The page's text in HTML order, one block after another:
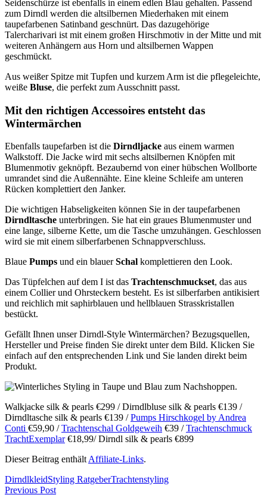
Seidenschürze ist ebenfalls in einem edlen Blau gehalten. Passend
zum Dirndl werden die altsilbernen Miederhaken mit einem
taupefarbenen Satinband geschnürt. Das dazugehörige
Talercharivari ist mit einem großen Hirschmotiv in der Mitte und mit
weiteren Anhängern aus Horn und altsilbernen Wappen
geschmückt.
Aus weißer Spitze mit Tupfen und kurzem Arm ist die pflegeleichte,
weiße Bluse, die perfekt zum Ausschnitt passt.
Mit den richtigen Accessoires entsteht das
Wintermärchen
Ebenfalls taupefarben ist die Dirndljacke aus einem warmen
Walkstoff. Die Jacke wird mit sechs altsilbernen Knöpfen mit
Blumenmotiv geknöpft. Bezaubernd von einer hübschen Wollborte
umrandet sind die Außennähte. Eine kleine Schleife am unteren
Rücken komplettiert den Janker.
Die wichtigen Habseligkeiten können Sie in der taupefarbenen
Dirndltasche unterbringen. Sie hat ein graues Blumenmuster und
eine lange, silberne Kette, um die Tasche umzuhängen. Geschlossen
wird sie mit einem silberfarbenen Schnappverschluss.
Blaue Pumps und ein blauerSchal komplettieren den Look.
Das Tüpfelchen auf dem I ist das Trachtenschmuckset, das aus
einem Collier und Ohrsteckern besteht. Es ist silberfarben antikisiert
und reichlich mit saphirblauen und hellblauen Strasskristallen
bestückt.
Gefällt Ihnen unser Dirndl-Style Wintermärchen? Bezugsquellen,
Hersteller und Preise finden Sie direkt unter dem Bild. Klicken Sie
einfach auf den entsprechenden Link und Sie landen direkt beim
Produkt.
Walkjacke silk & pearls €299 / Dirndlbluse silk & pearls €139 /
Dirndltasche silk & pearls €139 /Pumps Hirschkogel by Andrea
Conti €59,90 /Trachtenschal Goldgeweih €39 /Trachtenschmuck
TrachtExemplar€18,99/ Dirndl silk & pearls €899
Dieser Beitrag enthält Affiliate-Links.
DirndlkleidStyling RatgeberTrachtenstyling
Previous Post